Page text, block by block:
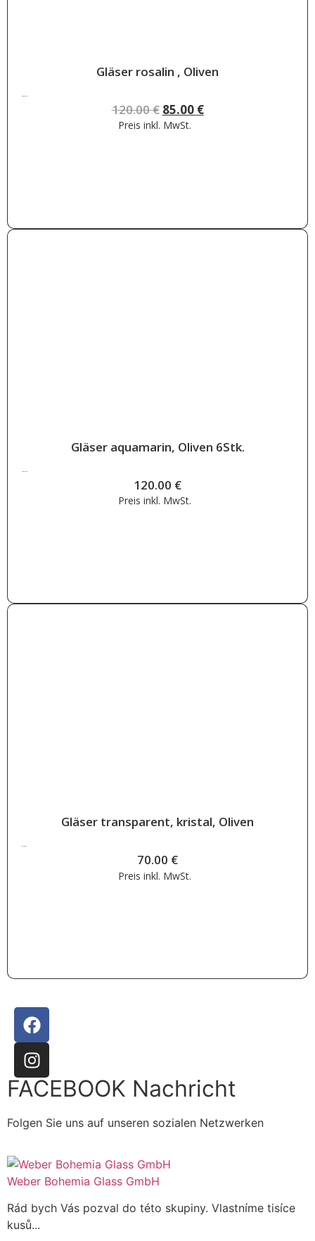
Gläser rosalin , Oliven
120.00 €
120.00€ 85.00 €
Preis inkl. MwSt.
Gläser aquamarin, Oliven 6Stk.
120.00 €
120.00 €
Preis inkl. MwSt.
Gläser transparent, kristal, Oliven
70.00 €
70.00 €
Preis inkl. MwSt.
FACEBOOK Nachricht
Folgen Sie uns auf unseren sozialen Netzwerken
Weber Bohemia Glass GmbH
Rád bych Vás pozval do této skupiny. Vlastníme tisíce
kusů...